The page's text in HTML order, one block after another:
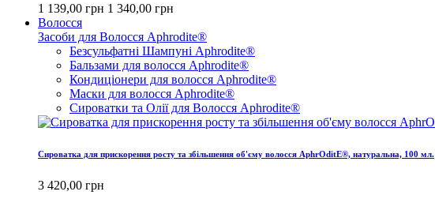
1 139,00 грн 1 340,00 грн
Волосся
Засоби для Волосся Aphrodite®
Безсульфатні Шампуні Aphrodite®
Бальзами для волосся Aphrodite®
Кондиціонери для волосся Aphrodite®
Маски для волосся Aphrodite®
Сироватки та Олії для Волосся Aphrodite®
Сироватка для прискорення росту та збільшення об'єму волосся AphrOditE®, натуральна, 100 мл.
3 420,00 грн